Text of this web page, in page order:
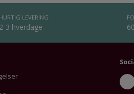
HURTIG LEVERING
2-3 hverdage